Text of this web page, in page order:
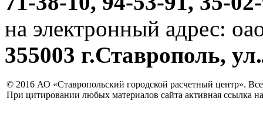
на электронный адрес:
355003 г.Ставрополь,
© 2016 АО «Ставропольский городской расчетный центр».
При цитировании любых материалов сайта активная ссылка